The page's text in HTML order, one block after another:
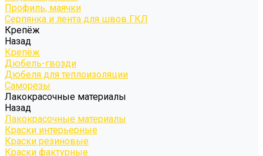
Профиль, маячки
Серпянка и лента для швов ГКЛ
Крепёж
Назад
Крепёж
Дюбель-гвозди
Дюбеля для теплоизоляции
Саморезы
Лакокрасочные материалы
Назад
Лакокрасочные материалы
Краски интерьерные
Краски резиновые
Краски фактурные